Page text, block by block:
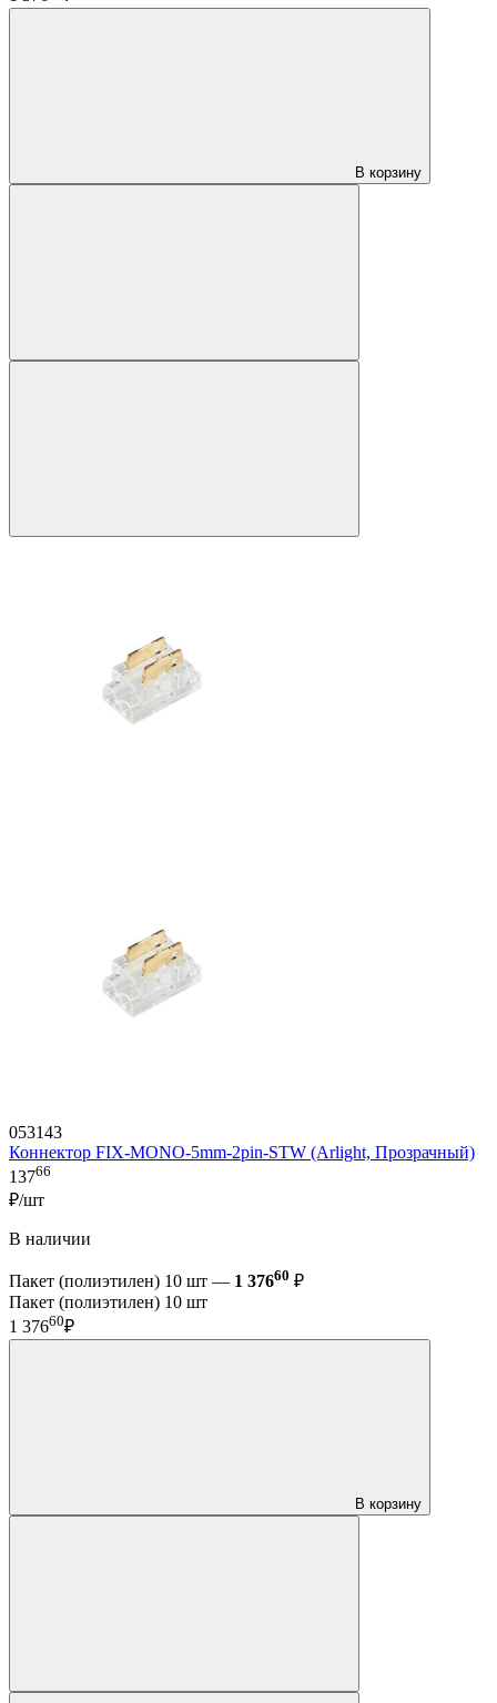
В корзину
053143
Коннектор FIX-MONO-5mm-2pin-STW (Arlight, Прозрачный)
13766
₽/шт
В наличии
Пакет (полиэтилен) 10 шт — 1 37660 ₽
Пакет (полиэтилен) 10 шт
1 37660₽
В корзину